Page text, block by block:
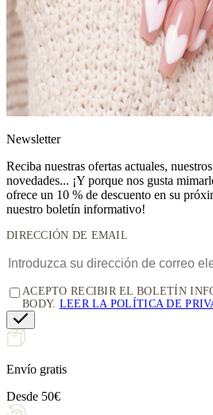
Newsletter
Reciba nuestras ofertas actuales,
novedades... ¡Y porque nos gusta
ofrece un 10 % de descuento en su
nuestro boletín informativo!
DIRECCIÓN DE EMAIL
ACEPTO RECIBIR EL BOLETÍN
BODY. LEER LA POLÍTICA DE
Envío gratis
Desde 50€